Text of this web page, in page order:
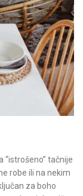
“istrošeno” tačnije
robe ili na nekim
za boho